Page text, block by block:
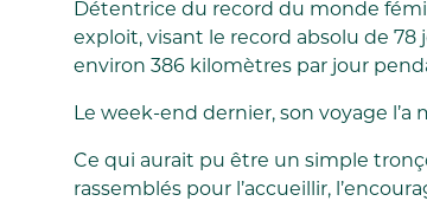
Détentrice du record du monde
exploit, visant le record absolu de
environ 386 kilomètres par jour
Le week-end dernier, son voyage
Ce qui aurait pu être un simple
rassemblés pour l’accueillir,